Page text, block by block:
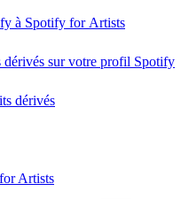
à Spotify for Artists
dérivés sur votre profil Spotify
dérivés
Artists